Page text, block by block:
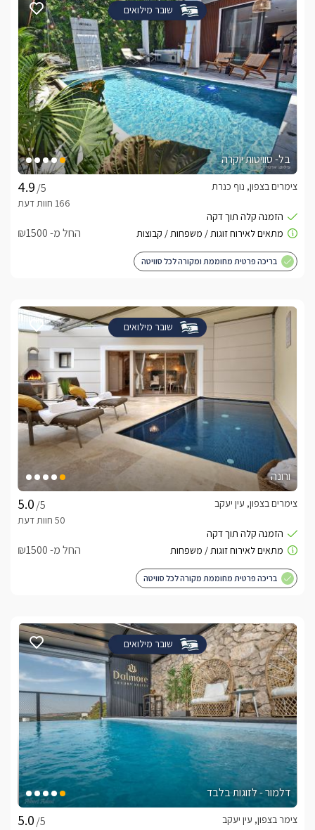
שובר מילואים
בל- סוויטות יוקרה
/5
צימרים בצפון, נוף כנרת
החל מ- ₪1500
בריכה פרטית מחוממת ומקורה לכל סוויטה
שובר מילואים
ורונה
/5
צימרים בצפון, עין יעקב
החל מ- ₪1500
בריכה פרטית מחוממת מקורה לכל סוויטה
שובר מילואים
דלמור - לזוגות בלבד
/5
צימר בצפון, עין יעקב